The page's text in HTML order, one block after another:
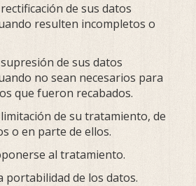
de sus datos
resulten incompletos o
de sus datos
no sean necesarios para
que fueron recabados.
de su tratamiento, de
o en parte de ellos.
al tratamiento.
portabilidad de los datos.